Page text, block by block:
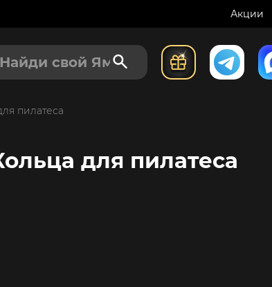
Акции
пилатеса
для пилатеса